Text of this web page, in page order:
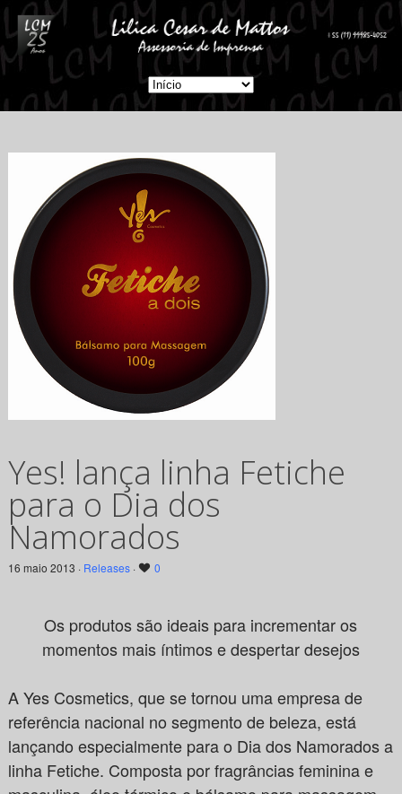
Yes! lança linha Fetiche
para o Dia dos
Namorados
16 maio 2013 · Releases· 0
Os produtos são ideais para incrementar os
momentos mais íntimos e despertar desejos
A Yes Cosmetics, que se tornou uma empresa de
referência nacional no segmento de beleza, está
lançando especialmente para o Dia dos Namorados a
linha Fetiche. Composta por fragrâncias feminina e